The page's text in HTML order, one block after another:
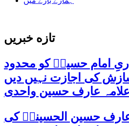
تازه خبریں
امام حسینؑ کو محدود
کی اجازت نہیں دیں
عارف حسین واحدی
عارف حسین الحسینیؒ کی